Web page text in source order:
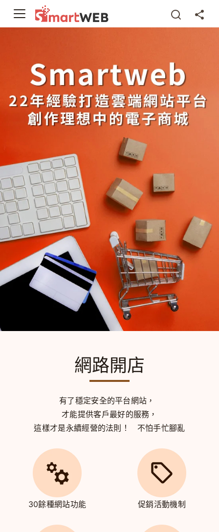
網路開店
有了穩定安全的平台網站，
才能提供客戶最好的服務，
這樣才是永續經營的法則！
不怕手忙腳亂
30餘種網站功能 促銷活動機制